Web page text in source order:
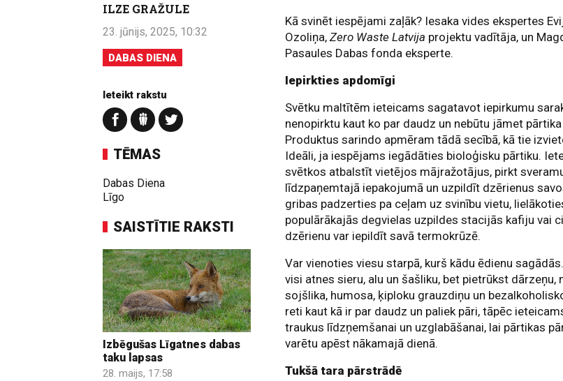
ILZE GRAŽULE
23. jūnijs, 2025, 10:32
DABAS DIENA
Ieteikt rakstu
TĒMAS
Dabas Diena
Līgo
SAISTĪTIE RAKSTI
Izbēgušas Līgatnes dabas
taku lapsas
28. maijs, 17:58
Kā svinēt iespējami zaļāk? Iesaka vides ekspertes
Ozoliņa, Zero Waste Latvija projektu vadītāja, un
Pasaules Dabas fonda eksperte.
Iepirkties apdomīgi
Svētku maltītēm ieteicams sagatavot iepirkumu
nenopirktu kaut ko par daudz un nebūtu jāmet
Produktus sarindo apmēram tādā secībā, kā tie
Ideāli, ja iespējams iegādāties bioloģisku pārtiku.
svētkos atbalstīt vietējos mājražotājus, pirkt
līdzpaņemtajā iepakojumā un uzpildīt dzērienus
gribas padzerties pa ceļam uz svinību vietu,
populārākajās degvielas uzpildes stacijās kafiju vai
dzērienu var iepildīt savā termokrūzē.
Var vienoties viesu starpā, kurš kādu ēdienu
visi atnes sieru, alu un šašliku, bet pietrūkst dārzeņu,
sojšlika, humosa, ķiploku grauzdiņu un
reti kaut kā ir par daudz un paliek pāri, tāpēc
traukus līdzņemšanai un uzglabāšanai, lai pārtikas
varētu apēst nākamajā dienā.
Tukšā tara pārstrādē